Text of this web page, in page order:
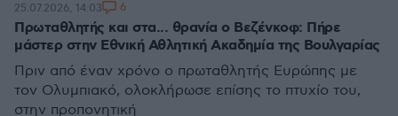
Πρωταθλητής και στα... θρανία ο Βεζένκοφ: Πήρε
μάστερ στην Εθνική Αθλητική Ακαδημία της Βουλγαρίας
Πριν από έναν χρόνο ο πρωταθλητής Ευρώπης με
τον Ολυμπιακό, ολοκλήρωσε επίσης το πτυχίο του,
στην προπονητική
25.07.2026, 14:03 6